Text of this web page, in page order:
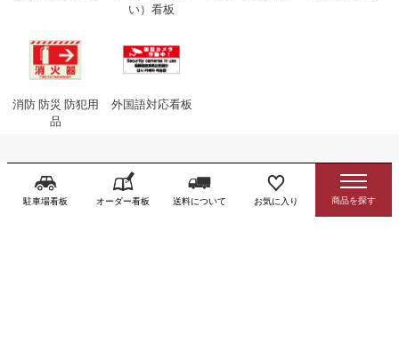
駐車場看板 オーダー看板 送料について お気に入り
い）看板
消防 防災 防犯用
品
外国語対応看板
注文の流れ